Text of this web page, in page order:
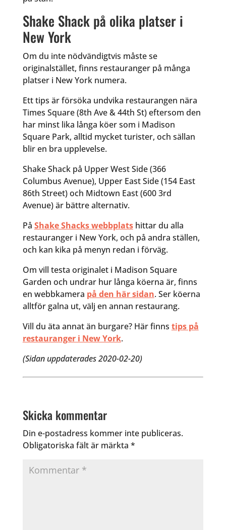
Shake Shack på olika platser i
New York
Om du inte nödvändigtvis måste se
originalstället, finns restauranger på många
platser i New York numera.
Ett tips är försöka undvika restaurangen nära
Times Square (8th Ave & 44th St) eftersom den
har minst lika långa köer som i Madison
Square Park, alltid mycket turister, och sällan
blir en bra upplevelse.
Shake Shack på Upper West Side (366
Columbus Avenue), Upper East Side (154 East
86th Street) och Midtown East (600 3rd
Avenue) är bättre alternativ.
På Shake Shacks webbplatshittar du alla
restauranger i New York, och på andra ställen,
och kan kika på menyn redan i förväg.
Om vill testa originalet i Madison Square
Garden och undrar hur långa köerna är, finns
en webbkamera på den här sidan. Ser köerna
alltför galna ut, välj en annan restaurang.
Vill du äta annat än burgare? Här finns tips på
restauranger i New York.
(Sidan uppdaterades 2020-02-20)
Skicka kommentar
Din e-postadress kommer inte publiceras.
Obligatoriska fält är märkta *